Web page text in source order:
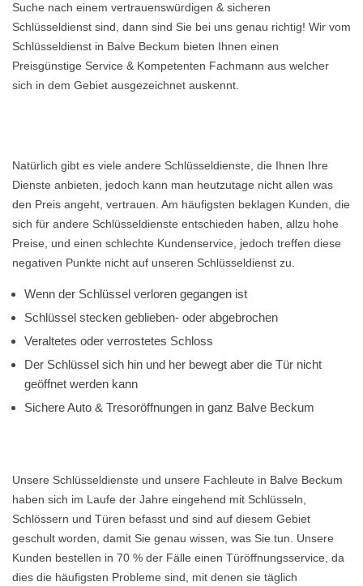
Suche nach einem vertrauenswürdigen & sicheren
Schlüsseldienst sind, dann sind Sie bei uns genau richtig! Wir vom
Schlüsseldienst in Balve Beckum bieten Ihnen einen
Preisgünstige Service & Kompetenten Fachmann aus welcher
sich in dem Gebiet ausgezeichnet auskennt.
Natürlich gibt es viele andere Schlüsseldienste, die Ihnen Ihre
Dienste anbieten, jedoch kann man heutzutage nicht allen was
den Preis angeht, vertrauen. Am häufigsten beklagen Kunden, die
sich für andere Schlüsseldienste entschieden haben, allzu hohe
Preise, und einen schlechte Kundenservice, jedoch treffen diese
negativen Punkte nicht auf unseren Schlüsseldienst zu.
Wenn der Schlüssel verloren gegangen ist
Schlüssel stecken geblieben- oder abgebrochen
Veraltetes oder verrostetes Schloss
Der Schlüssel sich hin und her bewegt aber die Tür nicht
geöffnet werden kann
Sichere Auto & Tresoröffnungen in ganz Balve Beckum
Unsere Schlüsseldienste und unsere Fachleute in Balve Beckum
haben sich im Laufe der Jahre eingehend mit Schlüsseln,
Schlössern und Türen befasst und sind auf diesem Gebiet
geschult worden, damit Sie genau wissen, was Sie tun. Unsere
Kunden bestellen in 70 % der Fälle einen Türöffnungsservice, da
dies die häufigsten Probleme sind, mit denen sie täglich